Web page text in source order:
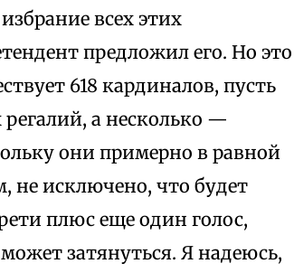
всех этих
предложил его. Но это
618 кардиналов, пусть
а несколько —
они примерно в равной
не исключено, что будет
плюс еще один голос,
затянуться. Я надеюсь,